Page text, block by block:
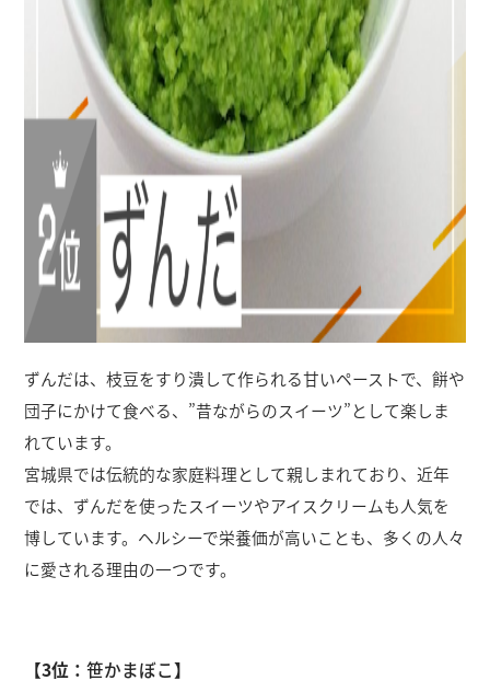
ずんだは、枝豆をすり潰して作られる甘いペーストで、餅や
団子にかけて食べる、”昔ながらのスイーツ”として楽しま
れています。
宮城県では伝統的な家庭料理として親しまれており、近年
では、ずんだを使ったスイーツやアイスクリームも人気を
博しています。ヘルシーで栄養価が高いことも、多くの人々
に愛される理由の一つです。
【3位：笹かまぼこ】